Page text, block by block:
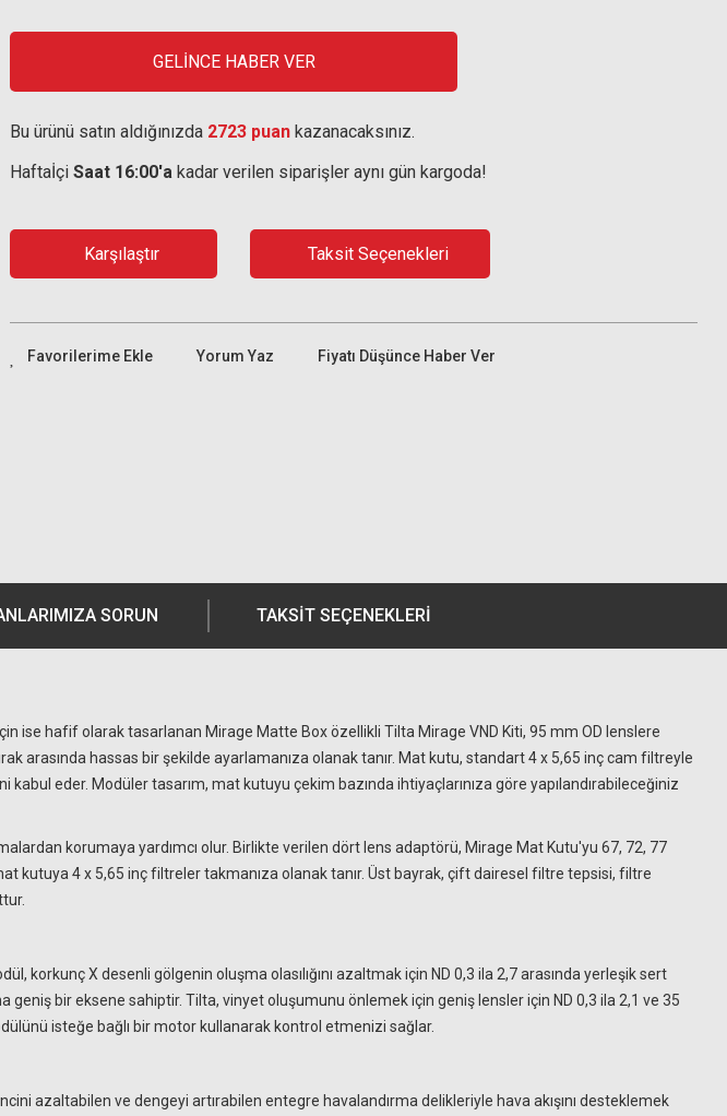
GELİNCE HABER VER
Bu ürünü satın aldığınızda 2723 puan kazanacaksınız.
Haftaİçi Saat 16:00'a kadar verilen siparişler aynı gün kargoda!
Karşılaştır Taksit Seçenekleri
Yorum Yaz Fiyatı Düşünce Haber Ver
SORUN TAKSIT SEÇENEKLERI
ise hafif olarak tasarlanan Mirage Matte Box özellikli Tilta Mirage VND Kiti, 95 mm OD lenslere
arasında hassas bir şekilde ayarlamanıza olanak tanır. Mat kutu, standart 4 x 5,65 inç cam filtreyle
eder. Modüler tasarım, mat kutuyu çekim bazında ihtiyaçlarınıza göre yapılandırabileceğiniz
korumaya yardımcı olur. Birlikte verilen dört lens adaptörü, Mirage Mat Kutu'yu 67, 72, 77
kutuya 4 x 5,65 inç filtreler takmanıza olanak tanır. Üst bayrak, çift dairesel filtre tepsisi, filtre
korkunç X desenli gölgenin oluşma olasılığını azaltmak için ND 0,3 ila 2,7 arasında yerleşik sert
bir eksene sahiptir. Tilta, vinyet oluşumunu önlemek için geniş lensler için ND 0,3 ila 2,1 ve 35
isteğe bağlı bir motor kullanarak kontrol etmenizi sağlar.
azaltabilen ve dengeyi artırabilen entegre havalandırma delikleriyle hava akışını desteklemek